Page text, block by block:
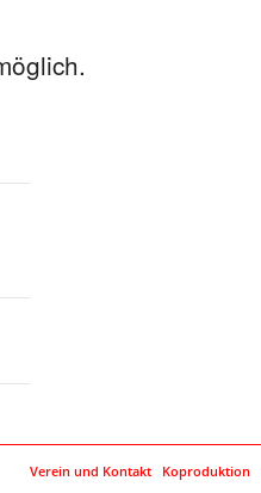
Verein und Kontakt Koproduktion